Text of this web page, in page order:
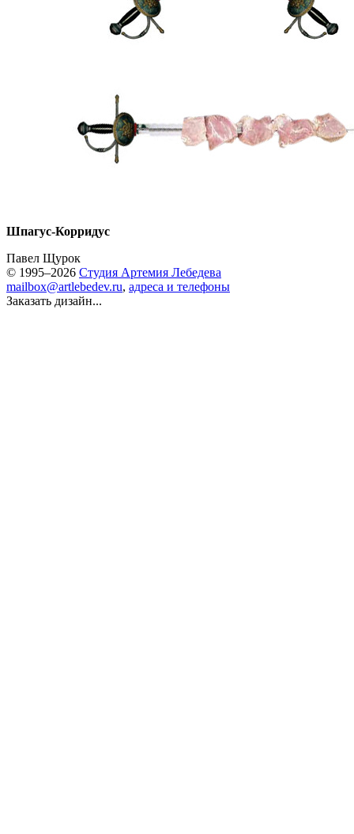
Шпагус-Корридус
Павел Щурок
© 1995–2026 Студия Артемия Лебедева
mailbox@artlebedev.ru, адреса и телефоны
Заказать дизайн...